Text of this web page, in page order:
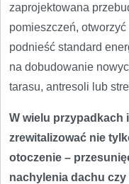
zaprojektowana
pomieszczeń,
podnieść standard
na dobudowanie
tarasu, antresoli lub
W wielu przypadkach
zrewitalizować nie
otoczenie –
nachylenia dachu